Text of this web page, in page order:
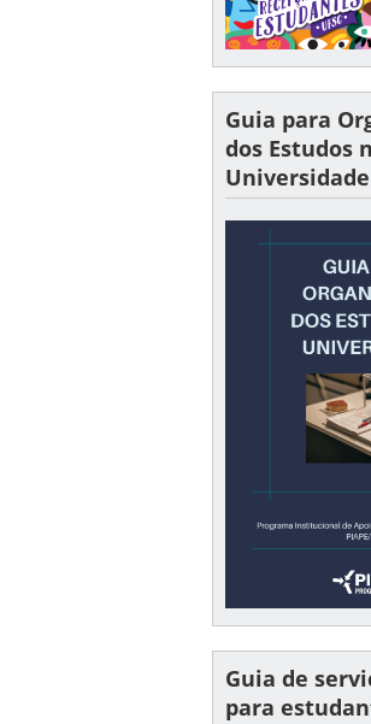
Guia para
dos Estudos
Universidade
Guia de
para